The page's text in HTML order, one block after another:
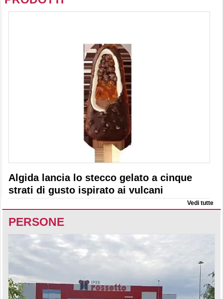
Algida lancia lo stecco gelato a cinque
strati di gusto ispirato ai vulcani
Vedi tutte
PERSONE